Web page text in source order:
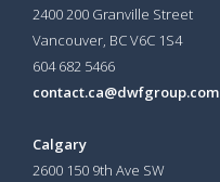
2400 200 Granville Street
Vancouver, BC V6C 1S4
604 682 5466
contact.ca@dwfgroup.com
Calgary
2600 150 9th Ave SW